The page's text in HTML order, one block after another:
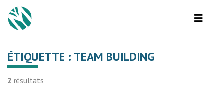
ÉTIQUETTE : TEAM BUILDING
2 résultats